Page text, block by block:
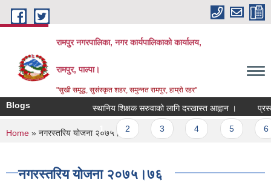
Skip to main content
रामपुर नगरपालिका, नगर कार्यपालिकाको कार्यालय,
रामपुर, पाल्पा।
"सुखी समृद्ध, सुसंस्कृत शहर, समुन्नत रामपुर, हाम्रो रहर"
Blogs स्थानिय शिक्षक सरुवाको लागि दरखास्त आह्वान ।
Pages
1
You are here
Home » नगरस्तरिय योजना २०७५।७६
नगरस्तरिय योजना २०७५।७६